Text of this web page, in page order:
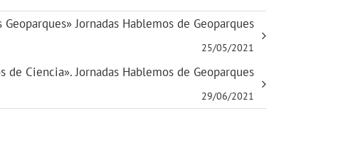
Jornadas Hablemos de Geoparques
25/05/2021
de Ciencia». Jornadas Hablemos de Geoparques
29/06/2021